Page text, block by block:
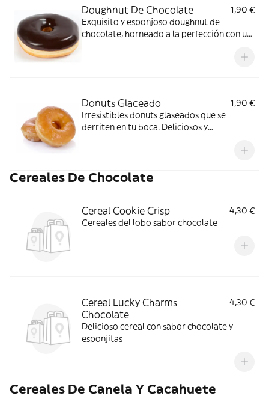
Doughnut De Chocolate
1,90 €
Exquisito y esponjoso doughnut de
chocolate, horneado a la perfección con un
Donuts Glaceado
1,90 €
Irresistibles donuts glaseados que se
derriten en tu boca. Deliciosos y
Cereales De Chocolate
Cereal Cookie Crisp
4,30 €
Cereales del lobo sabor chocolate
Cereal Lucky Charms
Chocolate
4,30 €
Delicioso cereal con sabor chocolate y
esponjitas
Cereales De Canela Y Cacahuete